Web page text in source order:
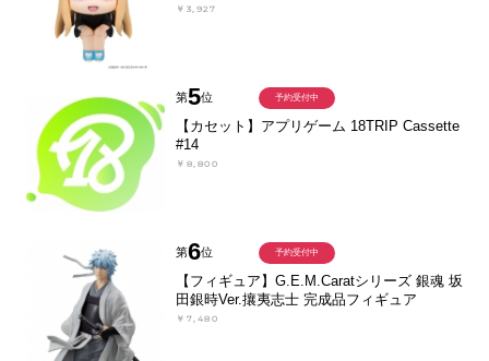
￥3,927
第5位
【カセット】アプリゲーム 18TRIP Cassette
#14
￥8,800
予約受付中
第6位
【フィギュア】G.E.M.Caratシリーズ 銀魂 坂
田銀時Ver.攘夷志士 完成品フィギュア
￥7,480
予約受付中